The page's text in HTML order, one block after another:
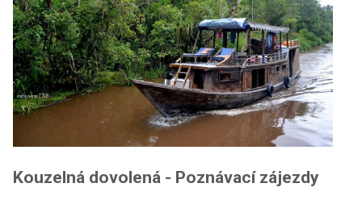
Kouzelná dovolená - Poznávací zájezdy